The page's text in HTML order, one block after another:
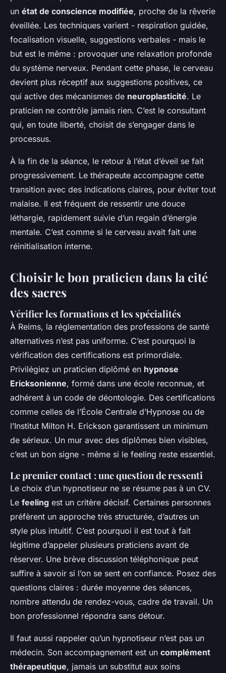
un état de conscience modifiée, proche de la rêverie
éveillée. Les techniques varient - respiration guidée,
focalisation visuelle, suggestions verbales - mais le
but est le même : provoquer une relaxation profonde
du système nerveux. Pendant cette phase, le cerveau
devient plus réceptif aux suggestions positives, ce
qui active des mécanismes de neuroplasticité. Le
praticien ne contrôle jamais rien. C’est le consultant
qui, en toute liberté, choisit de s’engager dans le
processus.
À la fin de la séance, le retour à l’état d’éveil se fait
progressivement. Le thérapeute accompagne cette
transition avec des indications claires, pour éviter tout
malaise. Il est fréquent de ressentir une douce
léthargie, rapidement suivie d’un regain d’énergie
mentale. C’est comme si le cerveau avait fait une
réinitialisation interne.
Choisir le bon praticien dans la cité
des sacres
Vérifier les formations et les spécialités
À Reims, la réglementation des professions de santé
alternatives n’est pas uniforme. C’est pourquoi la
vérification des certifications est primordiale.
Privilégiez un praticien diplômé en hypnose
Ericksonienne, formé dans une école reconnue, et
adhérent à un code de déontologie. Des certifications
comme celles de l’École Centrale d’Hypnose ou de
l’Institut Milton H. Erickson garantissent un minimum
de sérieux. Un mur avec des diplômes bien visibles,
c’est un bon signe - même si le feeling reste essentiel.
Le premier contact : une question de ressenti
Le choix d’un hypnotiseur ne se résume pas à un CV.
Le feeling est un critère décisif. Certaines personnes
préfèrent un approche très structurée, d’autres un
style plus intuitif. C’est pourquoi il est tout à fait
légitime d’appeler plusieurs praticiens avant de
réserver. Une brève discussion téléphonique peut
suffire à savoir si l’on se sent en confiance. Posez des
questions claires : durée moyenne des séances,
nombre attendu de rendez-vous, cadre de travail. Un
bon professionnel répondra sans détour.
Il faut aussi rappeler qu’un hypnotiseur n’est pas un
médecin. Son accompagnement est un complément
thérapeutique, jamais un substitut aux soins